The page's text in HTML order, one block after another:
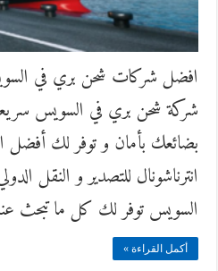
شركة شحن بري في السويس
بضائعك بأمان و توفر لك
انترناشونال للتصدير و النقل
السويس توفر لك كل ما تبحث
أكمل القراءة »